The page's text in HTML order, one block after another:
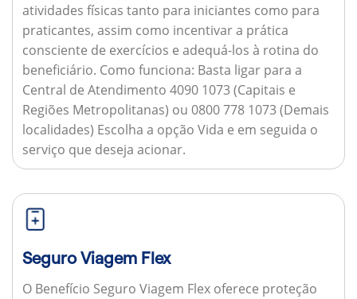
atividades físicas tanto para iniciantes como para
praticantes, assim como incentivar a prática
consciente de exercícios e adequá-los à rotina do
beneficiário. Como funciona: Basta ligar para a
Central de Atendimento 4090 1073 (Capitais e
Regiões Metropolitanas) ou 0800 778 1073 (Demais
localidades) Escolha a opção Vida e em seguida o
serviço que deseja acionar.
Seguro Viagem Flex
O Benefício Seguro Viagem Flex oferece proteção